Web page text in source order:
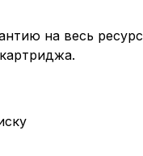
на весь ресурс